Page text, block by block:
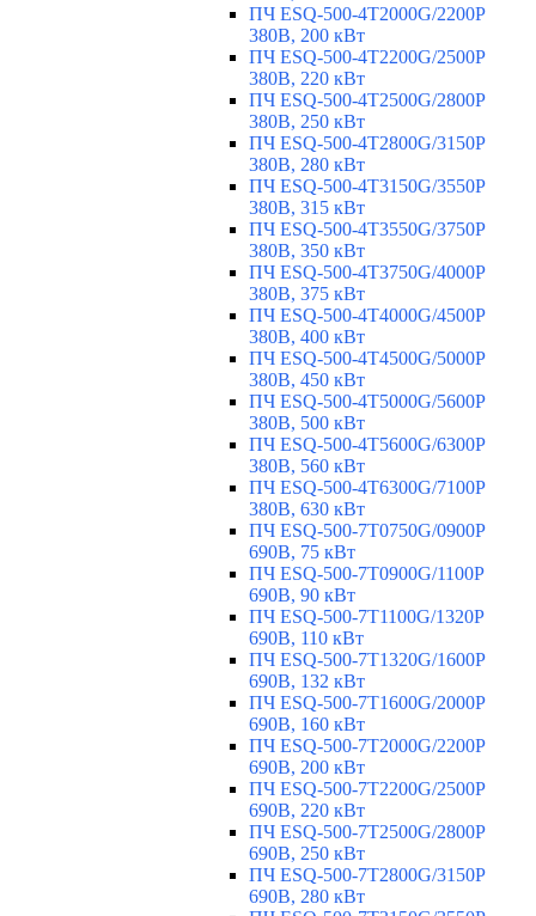
ПЧ ESQ-500-4T2000G/2200P
380В, 200 кВт
ПЧ ESQ-500-4T2200G/2500P
380В, 220 кВт
ПЧ ESQ-500-4T2500G/2800P
380В, 250 кВт
ПЧ ESQ-500-4T2800G/3150P
380В, 280 кВт
ПЧ ESQ-500-4T3150G/3550P
380В, 315 кВт
ПЧ ESQ-500-4T3550G/3750P
380В, 350 кВт
ПЧ ESQ-500-4T3750G/4000P
380В, 375 кВт
ПЧ ESQ-500-4T4000G/4500P
380В, 400 кВт
ПЧ ESQ-500-4T4500G/5000P
380В, 450 кВт
ПЧ ESQ-500-4T5000G/5600P
380В, 500 кВт
ПЧ ESQ-500-4T5600G/6300P
380В, 560 кВт
ПЧ ESQ-500-4T6300G/7100P
380В, 630 кВт
ПЧ ESQ-500-7T0750G/0900P
690В, 75 кВт
ПЧ ESQ-500-7T0900G/1100P
690В, 90 кВт
ПЧ ESQ-500-7T1100G/1320P
690В, 110 кВт
ПЧ ESQ-500-7T1320G/1600P
690В, 132 кВт
ПЧ ESQ-500-7T1600G/2000P
690В, 160 кВт
ПЧ ESQ-500-7T2000G/2200P
690В, 200 кВт
ПЧ ESQ-500-7T2200G/2500P
690В, 220 кВт
ПЧ ESQ-500-7T2500G/2800P
690В, 250 кВт
ПЧ ESQ-500-7T2800G/3150P
690В, 280 кВт